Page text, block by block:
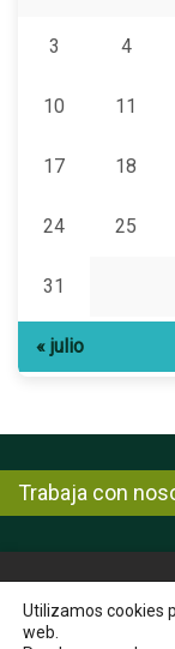
3 4
10 11
17 18
24 25
31
« julio
Trabaja con
© Copyright
Utilizamos cookies
web.